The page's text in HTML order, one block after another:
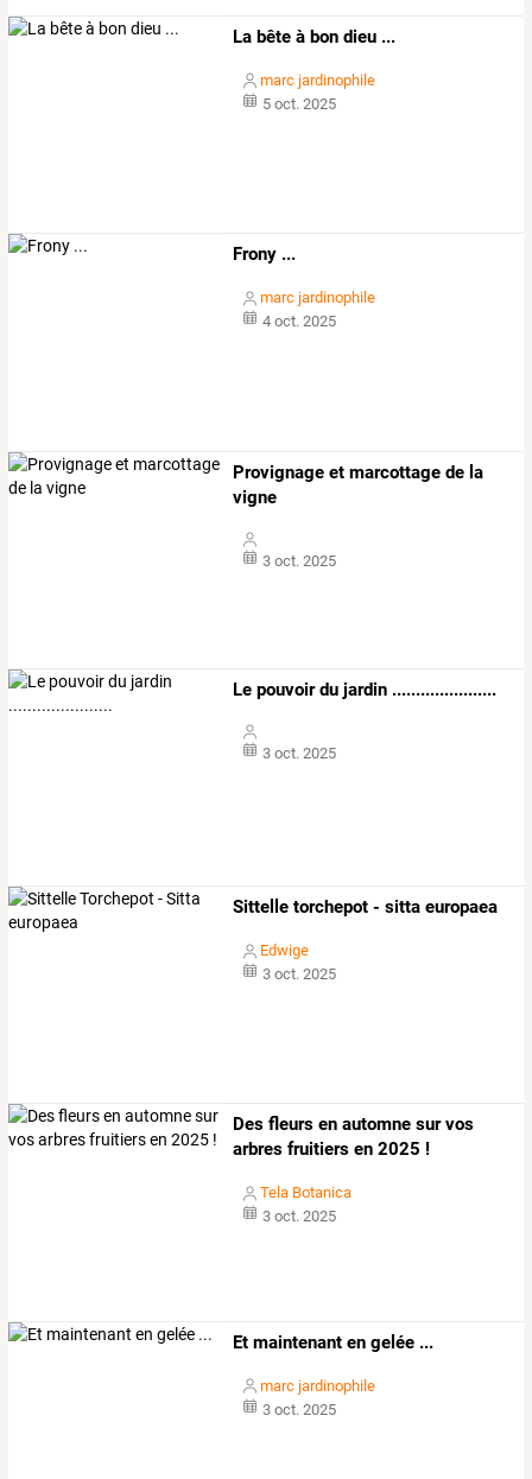
La bête à bon dieu ...
marc jardinophile
5 oct. 2025
Frony ...
marc jardinophile
4 oct. 2025
Provignage et marcottage de la
vigne
3 oct. 2025
Le pouvoir du jardin ......................
3 oct. 2025
Sittelle torchepot - sitta europaea
Edwige
3 oct. 2025
Des fleurs en automne sur vos
arbres fruitiers en 2025 !
Tela Botanica
3 oct. 2025
Et maintenant en gelée ...
marc jardinophile
3 oct. 2025